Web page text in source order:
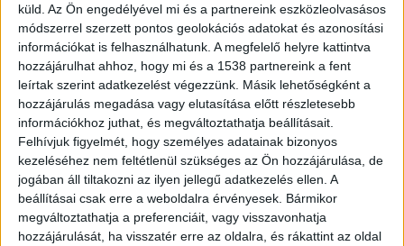
küld. Az Ön engedélyével mi és a partnereink eszközleolvasásos
módszerrel szerzett pontos geolokációs adatokat és azonosítási
információkat is felhasználhatunk. A megfelelő helyre kattintva
hozzájárulhat ahhoz, hogy mi és a 1538 partnereink a fent
leírtak szerint adatkezelést végezzünk. Másik lehetőségként a
hozzájárulás megadása vagy elutasítása előtt részletesebb
információkhoz juthat, és megváltoztathatja beállításait.
Felhívjuk figyelmét, hogy személyes adatainak bizonyos
kezeléséhez nem feltétlenül szükséges az Ön hozzájárulása, de
jogában áll tiltakozni az ilyen jellegű adatkezelés ellen. A
beállításai csak erre a weboldalra érvényesek. Bármikor
megváltoztathatja a preferenciáit, vagy visszavonhatja
hozzájárulását, ha visszatér erre az oldalra, és rákattint az oldal
Szorgalmas emberek lakta település volt mindig
isHalásztelek. Földművelésből, halászatból éltek
itt az emberek, aztán megérkezett az iparosítás
és lett repülőgépgyár, a közelben pedig még
teherautók is készültek. Egykor földig
bombázták, most pedig robbanásszerűen
növekszik, egyre többen keresnek és találnak
maguknak otthont Halásztelken.A
BudaPestkörnyeke.hu legfrissebb híreit ide